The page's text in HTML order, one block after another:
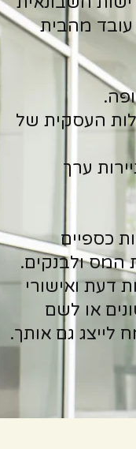
עובד מהבית
העסקית של
ערך
כספיים
המס ולבנקים.
דעת ואישורי
או לשם
גם אותך.